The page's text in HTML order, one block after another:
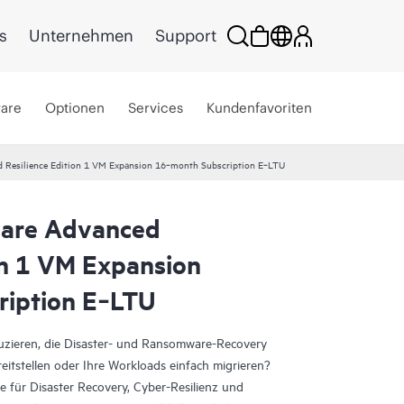
Unternehmen Support
Optionen Services Kundenfavoriten
Resilience Edition 1 VM Expansion 16‑month Subscription E‑LTU
Advanced
1 VM Expansion
E‑LTU
die Disaster- und Ransomware-Recovery
oder Ihre Workloads einfach migrieren?
Disaster Recovery, Cyber-Resilienz und